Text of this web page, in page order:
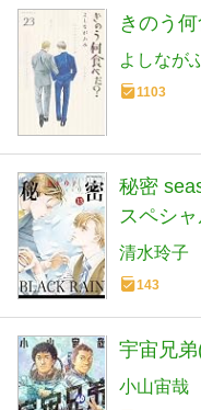
きのう
よしなが
1103
秘密
スペシ
清水玲子
143
宇宙兄
小山宙哉